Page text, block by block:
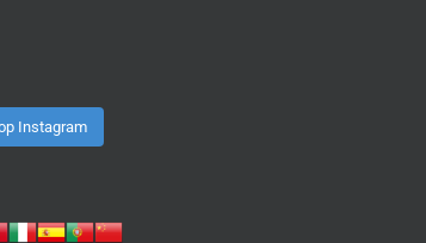
Instagram